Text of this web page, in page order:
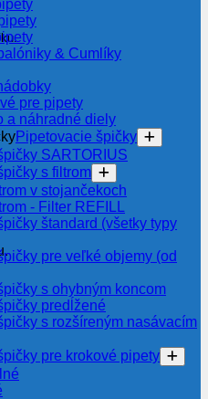
& Cumlíky
pre pipety
a náhradné diely
Pipetovacie špičky
SARTORIUS
s filtrom
v stojančekoch
- Filter REFILL
štandard (všetky typy
pre veľké objemy (od
s ohybným koncom
predĺžené
s rozšíreným nasávacím
pre krokové pipety